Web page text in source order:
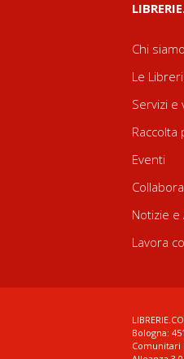
Chi siamo
Le
Servizi e
Raccolta
Eventi
Notizie e
Lavora
Bologna:
Comunitari